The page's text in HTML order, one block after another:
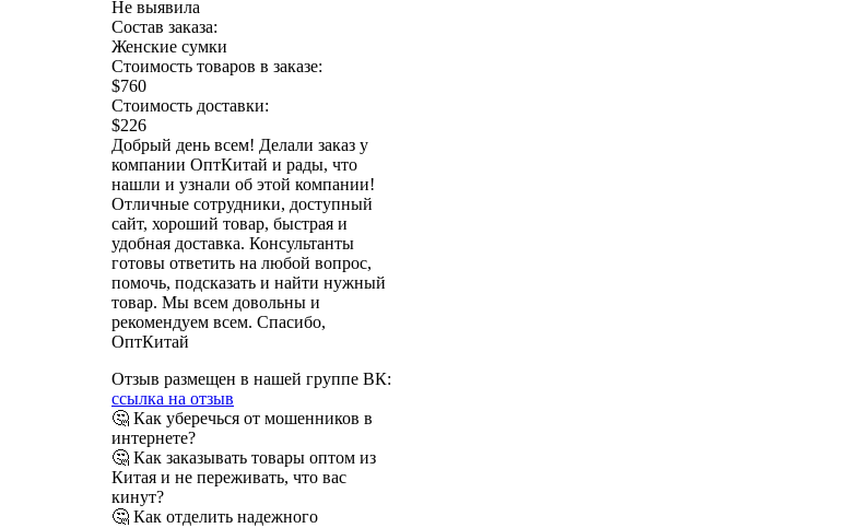
Не выявила
Состав заказа:
Женские сумки
Стоимость товаров в заказе:
$760
Стоимость доставки:
$226
Добрый день всем! Делали заказ у
компании ОптКитай и рады, что
нашли и узнали об этой компании!
Отличные сотрудники, доступный
сайт, хороший товар, быстрая и
удобная доставка. Консультанты
готовы ответить на любой вопрос,
помочь, подсказать и найти нужный
товар. Мы всем довольны и
рекомендуем всем. Спасибо,
ОптКитай
Отзыв размещен в нашей группе ВК:
ссылка на отзыв
🤔 Как уберечься от мошенников в
интернете?
🤔 Как заказывать товары оптом из
Китая и не переживать, что вас
кинут?
🤔 Как отделить надежного